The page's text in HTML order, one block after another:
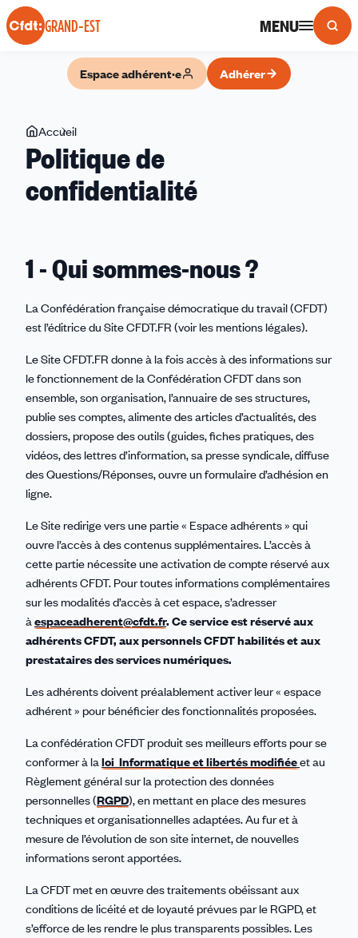
Panneau de gestion des cookies
GRAND-EST MENU
Espace adhérent·e Adhérer
Vous
êtes
ici
Accueil
de
confidentialité
Politique de
confidentialité
1 - Qui sommes-nous ?
La Confédération française démocratique du travail (CFDT)
est l’éditrice du Site CFDT.FR (voir les mentions légales).
Le Site CFDT.FR donne à la fois accès à des informations sur
le fonctionnement de la Confédération CFDT dans son
ensemble, son organisation, l’annuaire de ses structures,
publie ses comptes, alimente des articles d’actualités, des
dossiers, propose des outils (guides, fiches pratiques, des
vidéos, des lettres d’information, sa presse syndicale, diffuse
des Questions/Réponses, ouvre un formulaire d’adhésion en
ligne.
Le Site redirige vers une partie « Espace adhérents » qui
ouvre l’accès à des contenus supplémentaires. L’accès à
cette partie nécessite une activation de compte réservé aux
adhérents CFDT. Pour toutes informations complémentaires
sur les modalités d’accès à cet espace, s’adresser
àespaceadherent@cfdt.fr. Ce service est réservé aux
adhérents CFDT, aux personnels CFDT habilités et aux
prestataires des services numériques.
Les adhérents doivent préalablement activer leur « espace
adhérent » pour bénéficier des fonctionnalités proposées.
La confédération CFDT produit ses meilleurs efforts pour se
conformer à laloi Informatique et libertés modifiéeet au
Règlement général sur la protection des données
personnelles (RGPD), en mettant en place des mesures
techniques et organisationnelles adaptées. Au fur et à
mesure de l’évolution de son site internet, de nouvelles
informations seront apportées.
La CFDT met en œuvre des traitements obéissant aux
conditions de licéité et de loyauté prévues par le RGPD, et
s’efforce de les rendre le plus transparents possibles. Les